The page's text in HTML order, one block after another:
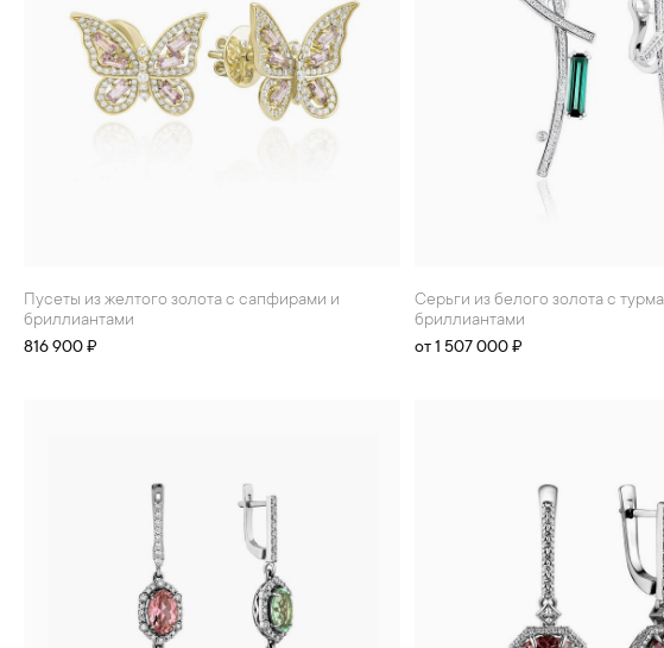
Пусеты из желтого золота с сапфирами и
бриллиантами
816 900 ₽
Серьги из белого золота с турмалинами 3.25 ct и
бриллиантами
от 1 507 000 ₽